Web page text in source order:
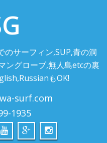
サーフィン,SUP,青の洞
ングローブ,無人島etcの裏
もOK!
surf.com
1935